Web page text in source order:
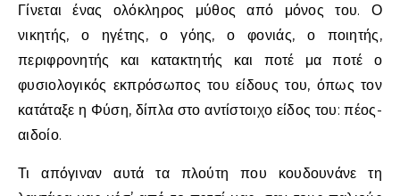
Γίνεται ένας ολόκληρος μύθος από μόνος του. Ο
νικητής, ο ηγέτης, ο γόης, ο φονιάς, ο ποιητής,
περιφρονητής και κατακτητής και ποτέ μα ποτέ ο
φυσιολογικός εκπρόσωπος του είδους του, όπως τον
κατάταξε η Φύση, δίπλα στο αντίστοιχο είδος του: πέος-
αιδοίο.
Τι απόγιναν αυτά τα πλούτη που κουδουνάνε τη